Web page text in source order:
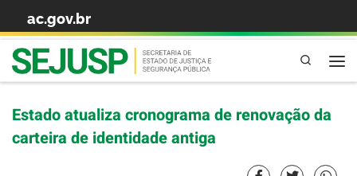
Skip to content
ac.gov.br
Pesquisa
Estado atualiza cronograma de renovação da
carteira de identidade antiga